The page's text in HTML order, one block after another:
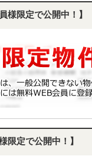
様限定で公開中！】
限定で公開中！】